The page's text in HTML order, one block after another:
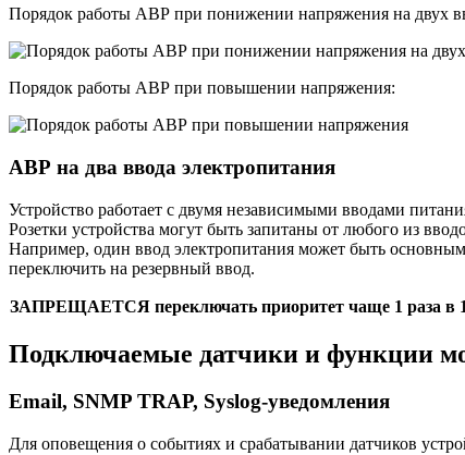
Порядок работы АВР при понижении напряжения на двух
Порядок работы АВР при повышении напряжения:
АВР на два ввода электропитания
Устройство работает с двумя независимыми вводами
Розетки устройства могут быть запитаны от любого из
Например, один ввод электропитания может быть
переключить на резервный ввод.
ЗАПРЕЩАЕТСЯ переключать приоритет чаще 1 раза в
Подключаемые датчики и функции
Email, SNMP TRAP, Syslog-уведомления
Для оповещения о событиях и срабатывании датчиков